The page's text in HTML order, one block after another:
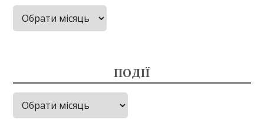
Архів
новин
ПОДІЇ
Події